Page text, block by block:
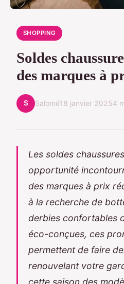
SHOPPING
Soldes
des marques à
S Salomé18 janvier 20254
Les soldes
opportunité
des marques à prix
à la recherche de
derbies confortables
éco-conçues, ces
permettent de faire
renouvelant votre
cette saison des